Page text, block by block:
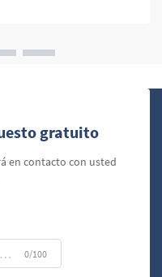
y textura, mientras que
gratuito
en contacto con usted
0/100